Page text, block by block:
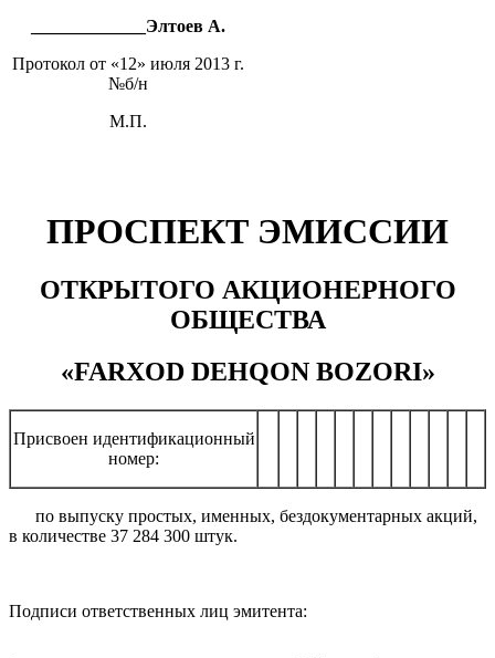
_____________Элтоев А.
Протокол от «12» июля 2013 г.
№б/н
М.П.
ПРОСПЕКТ ЭМИССИИ
ОТКРЫТОГО АКЦИОНЕРНОГО
ОБЩЕСТВА
«FARXOD DEHQON BOZORI»
Присвоен идентификационный
номер:
по выпуску простых, именных, бездокументарных акций,
в количестве 37 284 300 штук.
Подписи ответственных лиц эмитента: